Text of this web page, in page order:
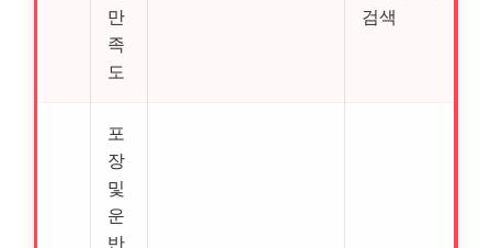
만
족
도
검색
포
장
및
운
반